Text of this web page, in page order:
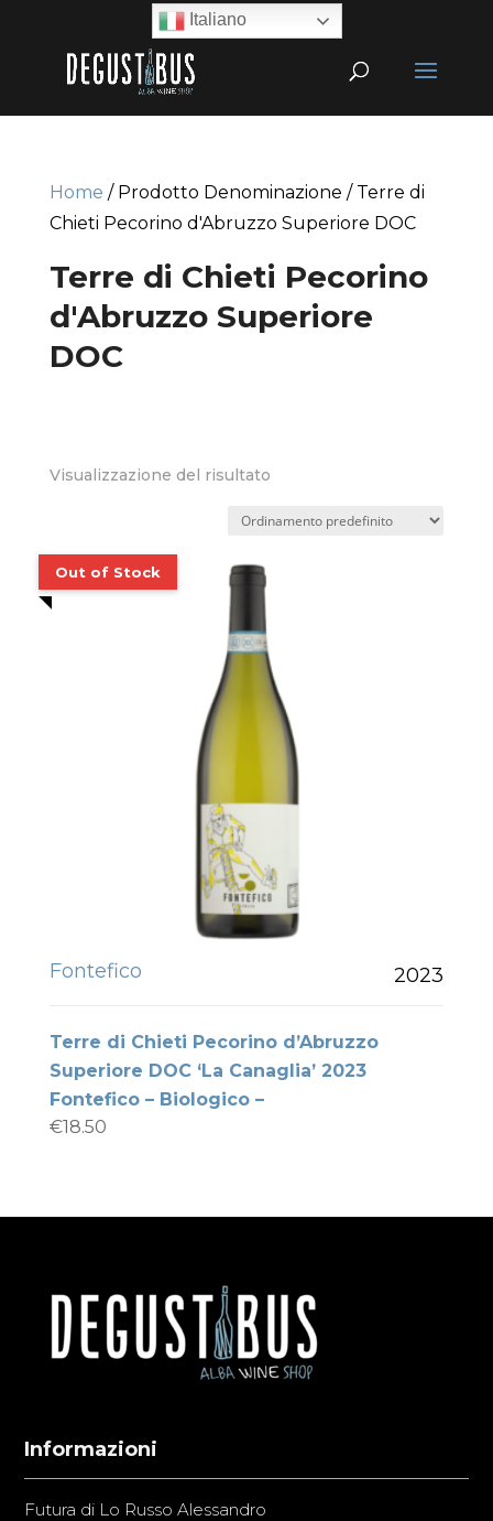
Home / Prodotto Denominazione / Terre di
Chieti Pecorino d'Abruzzo Superiore DOC
Terre di Chieti Pecorino
d'Abruzzo Superiore
DOC
Visualizzazione del risultato
Fontefico 2023
Terre di Chieti Pecorino d’Abruzzo
Superiore DOC ‘La Canaglia’ 2023
Fontefico – Biologico –
€18.50
Informazioni
Futura di Lo Russo Alessandro
Italiano